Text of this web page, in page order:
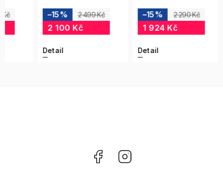
2 499 Kč
2 100 Kč
2 290 Kč
1 924 Kč
Facebook